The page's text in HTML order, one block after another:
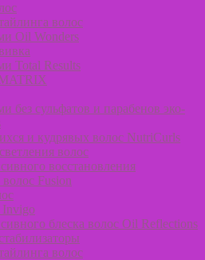
волос
Oil Wonders
Total Results
без сульфатов и парабенов эко-
и кудрявых волос NutriCurls
волос
восстановления
Fusion
Invigo
блеска волос Oil Reflections
волос